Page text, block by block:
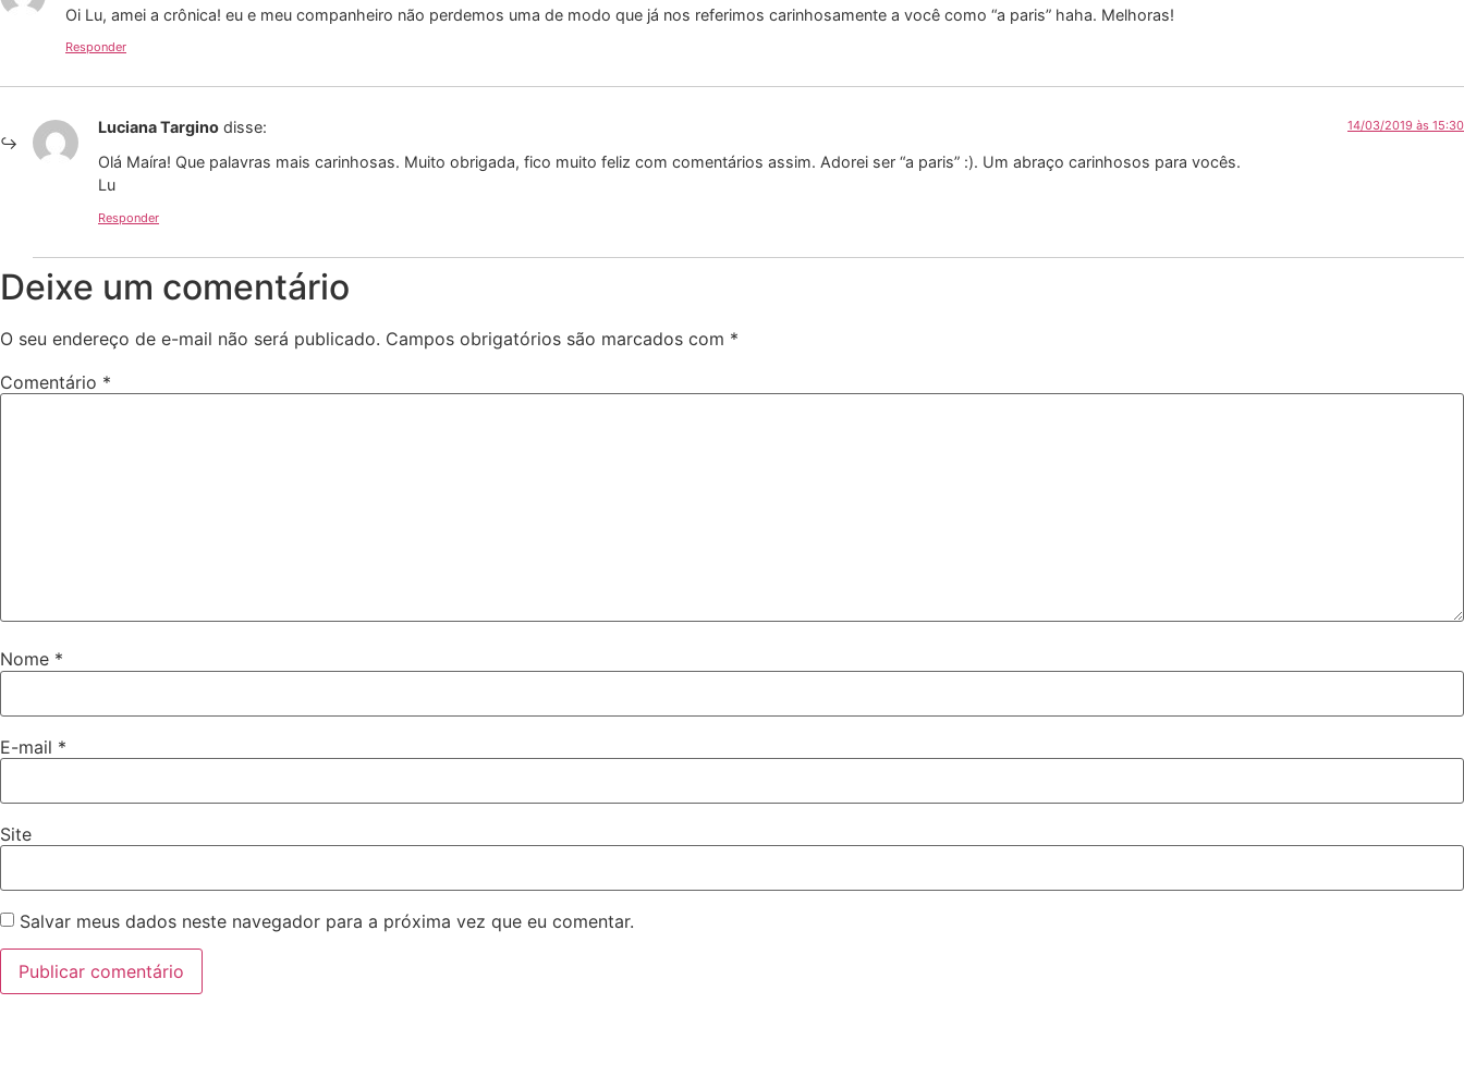
Oi Lu, amei a crônica! eu e meu companheiro não perdemos uma de modo que já nos referimos carinhosamente a você como “a paris” haha. Melhoras!
Responder
Luciana Targino disse: 14/03/2019 às 15:30
Olá Maíra! Que palavras mais carinhosas. Muito obrigada, fico muito feliz com comentários assim. Adorei ser “a paris” :). Um abraço carinhosos para vocês.
Lu
Responder
Deixe um comentário
O seu endereço de e-mail não será publicado. Campos obrigatórios são marcados com *
Comentário *
Nome *
E-mail *
Site
Salvar meus dados neste navegador para a próxima vez que eu comentar.